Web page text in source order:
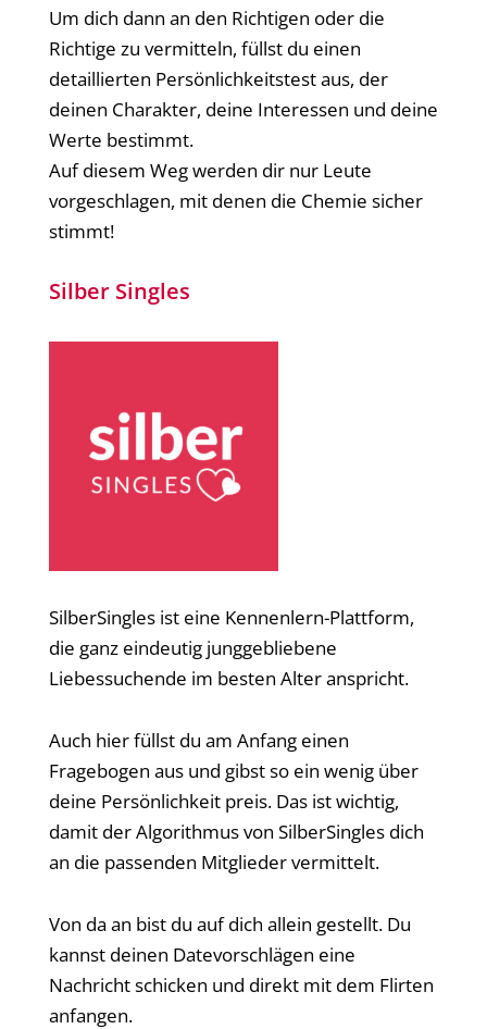
Um dich dann an den Richtigen oder die
Richtige zu vermitteln, füllst du einen
detaillierten Persönlichkeitstest aus, der
deinen Charakter, deine Interessen und deine
Werte bestimmt.
Auf diesem Weg werden dir nur Leute
vorgeschlagen, mit denen die Chemie sicher
stimmt!
Silber Singles
SilberSingles ist eine Kennenlern-Plattform,
die ganz eindeutig junggebliebene
Liebessuchende im besten Alter anspricht.
Auch hier füllst du am Anfang einen
Fragebogen aus und gibst so ein wenig über
deine Persönlichkeit preis. Das ist wichtig,
damit der Algorithmus von SilberSingles dich
an die passenden Mitglieder vermittelt.
Von da an bist du auf dich allein gestellt. Du
kannst deinen Datevorschlägen eine
Nachricht schicken und direkt mit dem Flirten
anfangen.